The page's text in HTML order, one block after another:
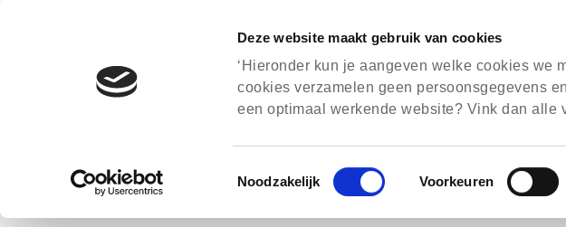
Deze website maakt gebruik van cookies
‘Hieronder kun je aangeven welke cookies we
cookies verzamelen geen persoonsgegevens
een optimaal werkende website? Vink dan alle
Toestemmingsselectie
Noodzakelijk Voorkeuren